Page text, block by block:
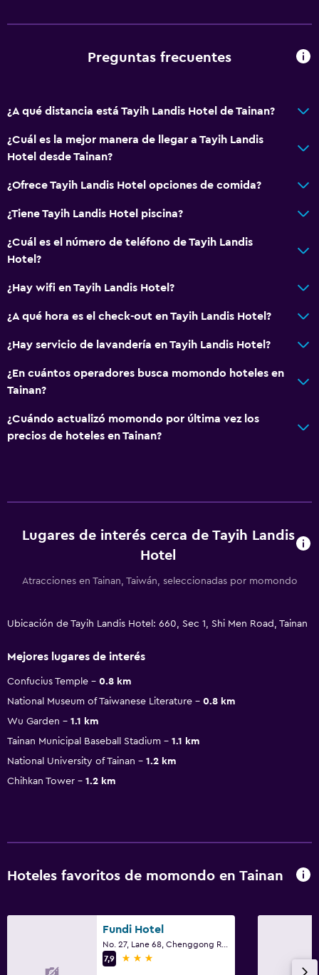
Preguntas frecuentes
¿A qué distancia está Tayih Landis Hotel de Tainan?
¿Cuál es la mejor manera de llegar a Tayih Landis
Hotel desde Tainan?
¿Ofrece Tayih Landis Hotel opciones de comida?
¿Tiene Tayih Landis Hotel piscina?
¿Cuál es el número de teléfono de Tayih Landis
Hotel?
¿Hay wifi en Tayih Landis Hotel?
¿A qué hora es el check-out en Tayih Landis Hotel?
¿Hay servicio de lavandería en Tayih Landis Hotel?
¿En cuántos operadores busca momondo hoteles en
Tainan?
¿Cuándo actualizó momondo por última vez los
precios de hoteles en Tainan?
Lugares de interés cerca de Tayih Landis
Hotel
Atracciones en Tainan, Taiwán, seleccionadas por momondo
Ubicación de Tayih Landis Hotel: 660, Sec 1, Shi Men Road, Tainan
Mejores lugares de interés
Confucius Temple
0.8 km
National Museum of Taiwanese Literature
0.8 km
Wu Garden
1.1 km
Tainan Municipal Baseball Stadium
1.1 km
National University of Tainan
1.2 km
Chihkan Tower
1.2 km
Hoteles favoritos de momondo en Tainan
Fundi Hotel
7,9
3 estrellas